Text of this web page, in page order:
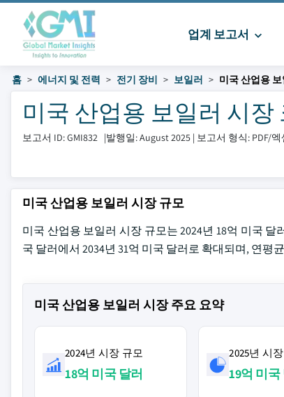
업계 보고서
홈 에너지 및 전력 전기 장비 보일러 미국 산업용
미국 산업용 보일러 시장
보고서 ID: GMI832 |발행일: August 2025 | 보고서 형식: PDF/
미국 산업용 보일러 시장 규모
미국 산업용 보일러 시장 규모는 2024년 18억 미국
국 달러에서 2034년 31억 미국 달러로 확대되며, 연평
미국 산업용 보일러 시장 주요 요약
2024년 시장 규모
18억 미국 달러
2025년 시
19억 미국